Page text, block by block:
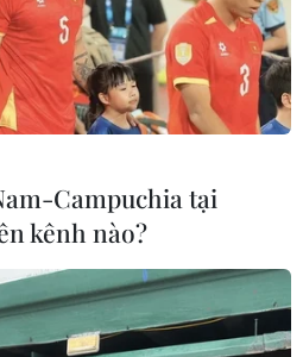
Nội. (Ảnh: TTXVN)
21-23/10) tại Hoàng
hội Âm nhạc Gió mùa là
trong đời sống văn hóa-
2016.
Campuchia tại
kênh nào?